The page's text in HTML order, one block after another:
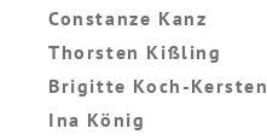
Constanze Kanz
Thorsten Kißling
Brigitte Koch-Kersten
Ina König